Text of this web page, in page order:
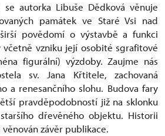
autorka Libuše Dědková věnuje
památek ve Staré Vsi nad
povědomí o výstavbě a funkci
vzniku její osobité sgrafitové
figurální) výzdoby. Zaujme nás
sv. Jana Křtitele, zachovaná
a renesančního slohu. Budova fary
pravděpodobností již na sklonku
dřevěného objektu. Historii
závěr publikace.